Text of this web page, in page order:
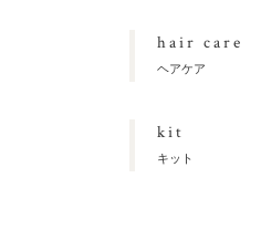
hair care
ヘアケア
kit
キット